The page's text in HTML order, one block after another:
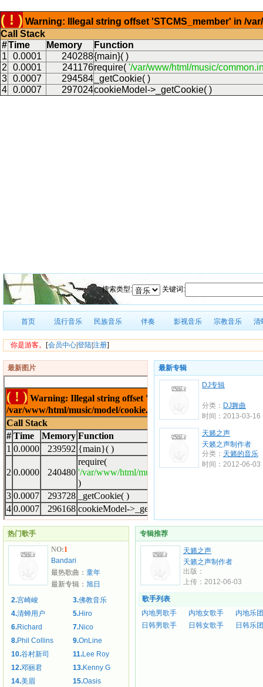
( ! ) Warning: Illegal string offset 'STCMS_member' in /
Call Stack
#Time Memory
Function
1
0.0001 240288{main}( )
2
0.0001 241176require( '/var/www/html/music/
3
0.0007 294584 _getCookie( )
4
0.0007 297024cookieModel->_getCookie( )
搜索类型: 关键词:
首页 流行音乐 民族音乐 伴奏 影视音乐 宗教音乐 清
你是游客。 [会员中心登陆注册]
最新图片 最新专辑
DJ专辑
分类： DJ舞曲
时间：2013-03-16
天籁之声
天籁之声制作者
分类： 天籁的音乐
时间：2012-06-03
热门歌手
NO:1
Bandari
最热歌曲： 童年
最新专辑： 旭日
2.宫崎峻 3.佛教音乐
4.清蝉用户 5.Hiro
6.Richard
Ashcroft
7.Nico
8.Phil Collins 9.OnLine
10.谷村新司 11.Lee Roy
Parnell
12.邓丽君 13.Kenny G
14.美眉 15.Oasis
专辑推荐
天籁之声
天籁之声制作者
出版：
上传：2012-06-03
歌手列表
内地男歌手
内地女歌手
内地乐团
日韩男歌手
日韩女歌手 日韩乐团